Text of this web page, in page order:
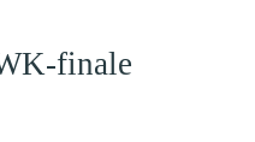
finale